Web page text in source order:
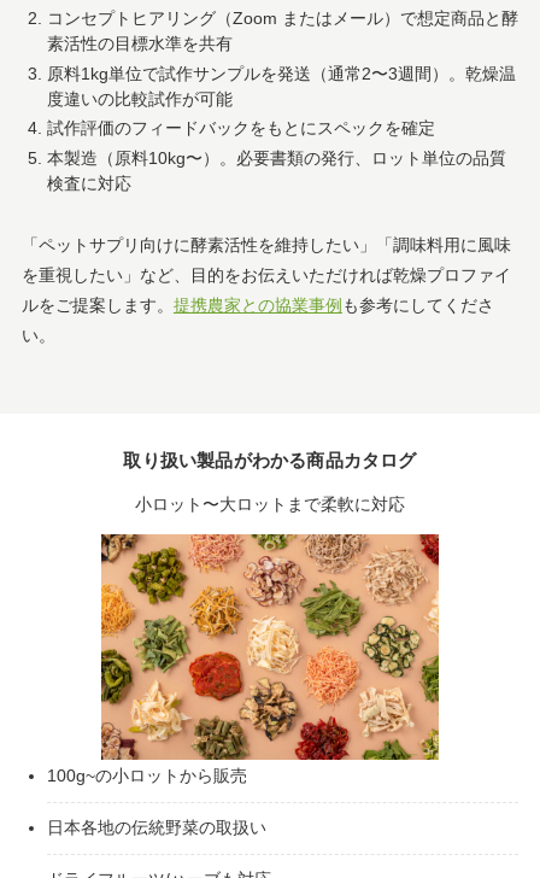
コンセプトヒアリング（Zoom またはメール）で想定商品と酵
素活性の目標水準を共有
原料1kg単位で試作サンプルを発送（通常2〜3週間）。乾燥温
度違いの比較試作が可能
試作評価のフィードバックをもとにスペックを確定
本製造（原料10kg〜）。必要書類の発行、ロット単位の品質
検査に対応
「ペットサプリ向けに酵素活性を維持したい」「調味料用に風味
を重視したい」など、目的をお伝えいただければ乾燥プロファイ
ルをご提案します。 提携農家との協業事例 も参考にしてくださ
い。
取り扱い製品がわかる商品カタログ
小ロット〜大ロットまで柔軟に対応
100g~の小ロットから販売
日本各地の伝統野菜の取扱い